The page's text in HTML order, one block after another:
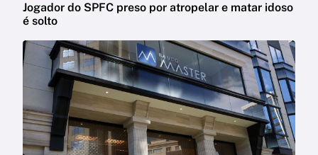
Jogador do SPFC preso por atropelar e matar idoso
é solto